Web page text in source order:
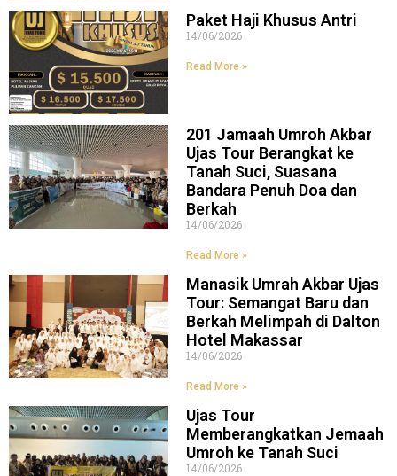
Paket Haji Khusus Antri
14/06/2026
Read More »
201 Jamaah Umroh Akbar
Ujas Tour Berangkat ke
Tanah Suci, Suasana
Bandara Penuh Doa dan
Berkah
14/06/2026
Read More »
Manasik Umrah Akbar Ujas
Tour: Semangat Baru dan
Berkah Melimpah di Dalton
Hotel Makassar
14/06/2026
Read More »
Ujas Tour
Memberangkatkan Jemaah
Umroh ke Tanah Suci
14/06/2026